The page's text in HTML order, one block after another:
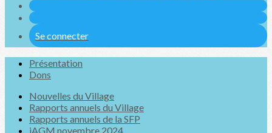
Se connecter
Présentation
Dons
Nouvelles du Village
Rapports annuels du Village
Rapports annuels de la SFP
iAGM novembre 2024